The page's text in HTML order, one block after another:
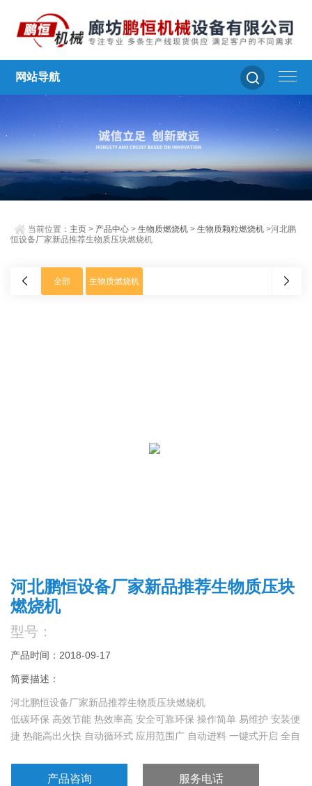
网站导航
当前位置： 主页 > 产品中心 >生物质燃烧机 >生物质颗粒燃烧机 >河北鹏
恒设备厂家新品推荐生物质压块燃烧机
全部 生物质燃烧机
河北鹏恒设备厂家新品推荐生物质压块
燃烧机
型号：
产品时间：2018-09-17
简要描述：
河北鹏恒设备厂家新品推荐生物质压块燃烧机
低碳环保 高效节能 热效率高 安全可靠环保 操作简单 易维护 安装便
捷 热能高出火快 自动循环式 应用范围广 自动进料 一键式开启 全自
产品咨询 服务电话